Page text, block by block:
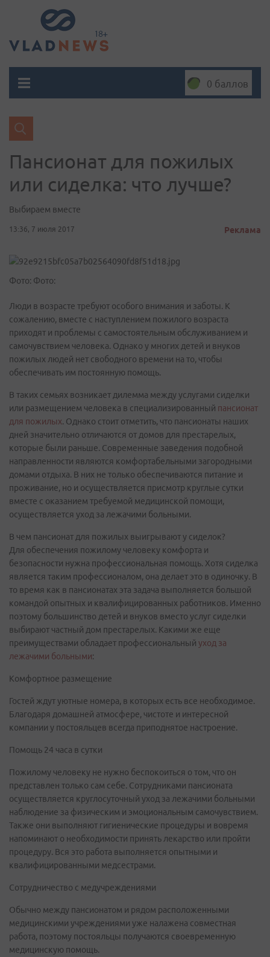
0 баллов
Пансионат для пожилых
или сиделка: что лучше?
Выбираем вместе
13:36, 7 июля 2017 Реклама
Фото: Фото:
Люди в возрасте требуют особого внимания и заботы. К
сожалению, вместе с наступлением пожилого возраста
приходят и проблемы с самостоятельным обслуживанием и
самочувствием человека. Однако у многих детей и внуков
пожилых людей нет свободного времени на то, чтобы
обеспечивать им постоянную помощь.
В таких семьях возникает дилемма между услугами сиделки
или размещением человека в специализированный пансионат
для пожилых. Однако стоит отметить, что пансионаты наших
дней значительно отличаются от домов для престарелых,
которые были раньше. Современные заведения подобной
направленности являются комфортабельными загородными
домами отдыха. В них не только обеспечиваются питание и
проживание, но и осуществляется присмотр круглые сутки
вместе с оказанием требуемой медицинской помощи,
осуществляется уход за лежачими больными.
В чем пансионат для пожилых выигрывают у сиделок?
Для обеспечения пожилому человеку комфорта и
безопасности нужна профессиональная помощь. Хотя сиделка
является таким профессионалом, она делает это в одиночку. В
то время как в пансионатах эта задача выполняется большой
командой опытных и квалифицированных работников. Именно
поэтому большинство детей и внуков вместо услуг сиделки
выбирают частный дом престарелых. Какими же еще
преимуществами обладает профессиональный уход за
лежачими больными:
Комфортное размещение
Гостей ждут уютные номера, в которых есть все необходимое.
Благодаря домашней атмосфере, чистоте и интересной
компании у постояльцев всегда приподнятое настроение.
Помощь 24 часа в сутки
Пожилому человеку не нужно беспокоиться о том, что он
представлен только сам себе. Сотрудниками пансионата
осуществляется круглосуточный уход за лежачими больными
наблюдение за физическим и эмоциональным самочувствием.
Также они выполняют гигиенические процедуры и вовремя
напоминают о необходимости принять лекарство или пройти
процедуру. Вся это работа выполняется опытными и
квалифицированными медсестрами.
Сотрудничество с медучреждениями
Обычно между пансионатом и рядом расположенными
медицинскими учреждениями уже налажена совместная
работа, поэтому постояльцы получаются своевременную
медицинскую помощь.